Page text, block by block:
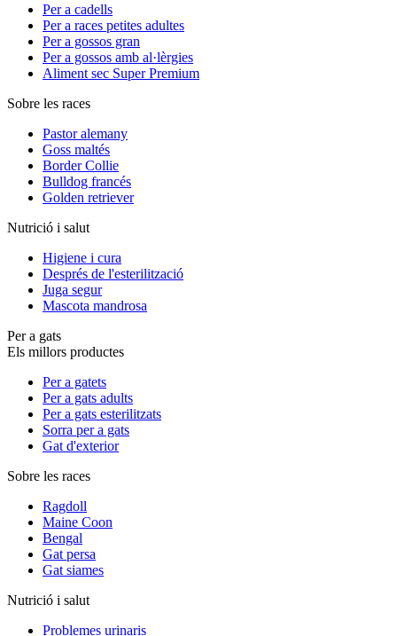
Per a cadells
Per a races petites adultes
Per a gossos gran
Per a gossos amb al·lèrgies
Aliment sec Super Premium
Sobre les races
Pastor alemany
Goss maltés
Border Collie
Bulldog francés
Golden retriever
Nutrició i salut
Higiene i cura
Després de l'esterilització
Juga segur
Mascota mandrosa
Per a gats
Els millors productes
Per a gatets
Per a gats adults
Per a gats esterilitzats
Sorra per a gats
Gat d'exterior
Sobre les races
Ragdoll
Maine Coon
Bengal
Gat persa
Gat siames
Nutrició i salut
Problemes urinaris